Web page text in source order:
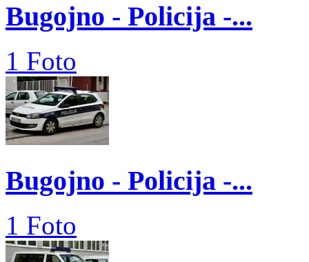
Bugojno - Policija -...
1 Foto
Bugojno - Policija -...
1 Foto